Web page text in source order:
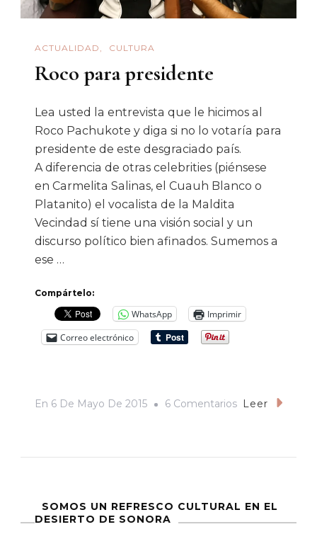
Cultura
Borda
La
«verdad
Histórica»
Sobre
ACTUALIDAD CULTURA
Roco para presidente
Lea usted la entrevista que le hicimos al
Roco Pachukote y diga si no lo votaría para
presidente de este desgraciado país.
A diferencia de otras celebrities (piénsese
en Carmelita Salinas, el Cuauh Blanco o
Platanito) el vocalista de la Maldita
Vecindad sí tiene una visión social y un
discurso político bien afinados. Sumemos a
ese …
Compártelo:
WhatsApp
Imprimir
Correo electrónico
En 6 De Mayo De 2015 6 ComentariosEnLeer
SOMOS UN REFRESCO CULTURAL EN EL
DESIERTO DE SONORA